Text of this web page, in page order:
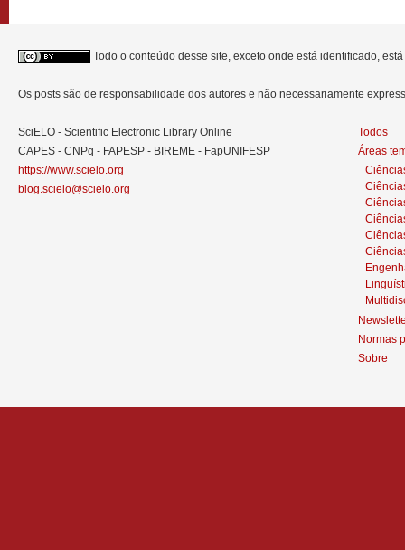
Todo o conteúdo desse site, exceto onde está identificado,
Os posts são de responsabilidade dos autores e não necessariamente
SciELO - Scientific Electronic Library Online
CAPES - CNPq - FAPESP - BIREME - FapUNIFESP
https://www.scielo.org
blog.scielo@scielo.org
Todos
Áreas
Normas
Sobre